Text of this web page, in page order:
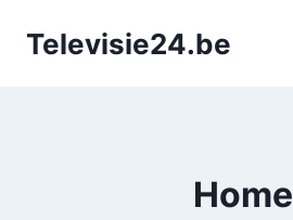
naarTelevisie24.be
Home